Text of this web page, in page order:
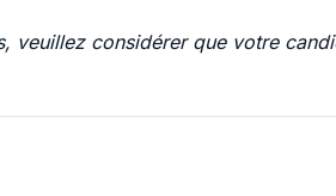
veuillez considérer que votre